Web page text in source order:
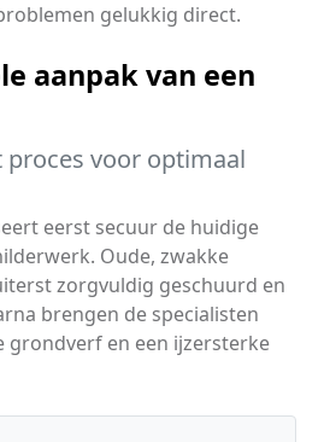
gelukkig direct.
aanpak van een
proces voor optimaal
eerst secuur de huidige
Oude, zwakke
zorgvuldig geschuurd en
brengen de specialisten
grondverf en een ijzersterke